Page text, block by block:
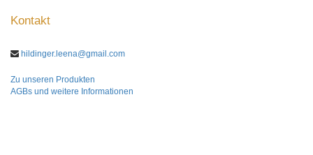
Kontakt
hildinger.leena@gmail.com
Zu unseren Produkten
AGBs und weitere Informationen